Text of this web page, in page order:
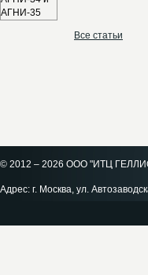
Все статьи
© 2012 – 2026 ООО "ИТЦ
Адрес: г. Москва, ул.